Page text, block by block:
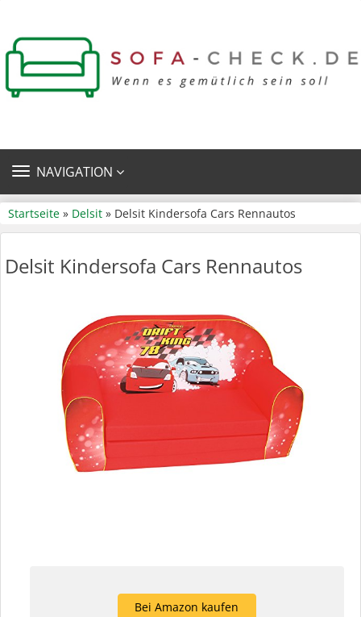
TOGGLE
NAVIGATION
Startseite » Delsit » Delsit Kindersofa Cars Rennautos
Delsit Kindersofa Cars Rennautos
Bei Amazon kaufen